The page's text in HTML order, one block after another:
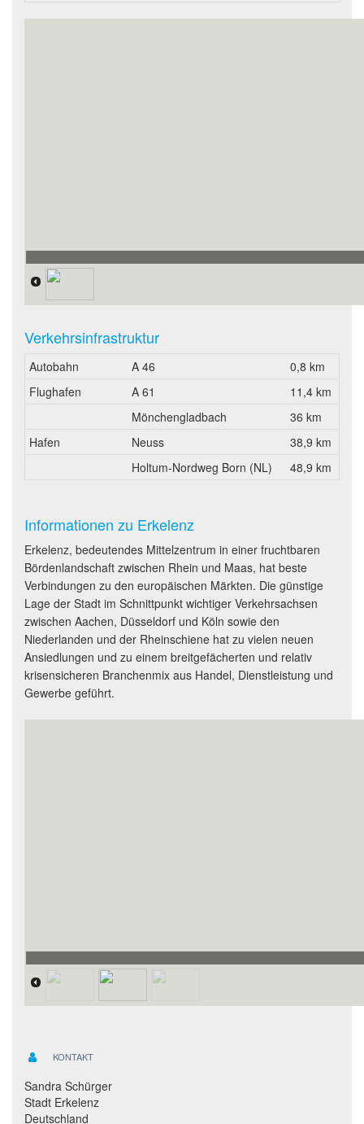
Verkehrsinfrastruktur
Autobahn A 46
0,8 km
Flughafen
A 61
11,4 km
Mönchengladbach
36 km
Hafen
Neuss
38,9 km
Holtum-Nordweg Born (NL)
48,9 km
Informationen zu Erkelenz
Erkelenz, bedeutendes Mittelzentrum in einer fruchtbaren
Bördenlandschaft zwischen Rhein und Maas, hat beste
Verbindungen zu den europäischen Märkten. Die günstige
Lage der Stadt im Schnittpunkt wichtiger Verkehrsachsen
zwischen Aachen, Düsseldorf und Köln sowie den
Niederlanden und der Rheinschiene hat zu vielen neuen
Ansiedlungen und zu einem breitgefächerten und relativ
krisensicheren Branchenmix aus Handel, Dienstleistung und
Gewerbe geführt.
KONTAKT
Sandra Schürger
Stadt Erkelenz
Deutschland